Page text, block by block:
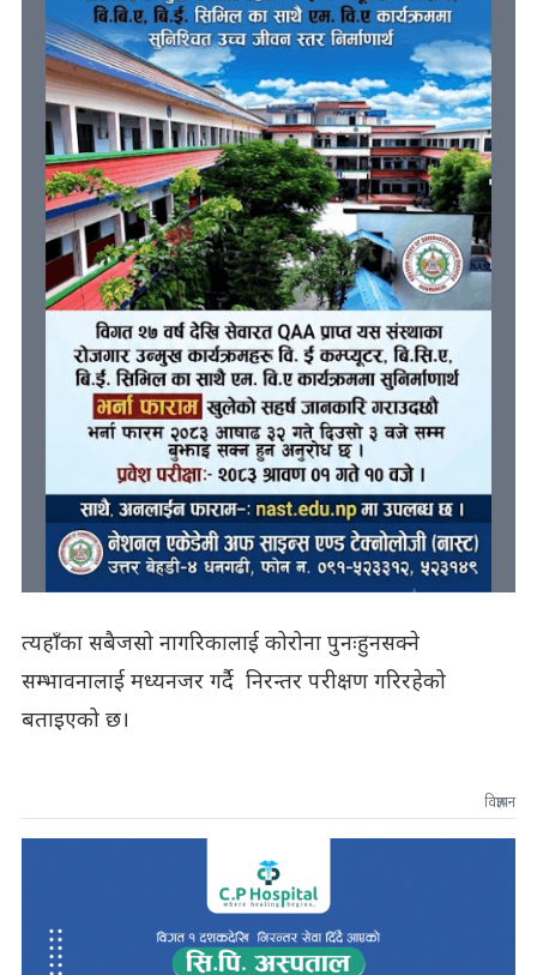
त्यहाँका सबैजसो नागरिकालाई कोरोना पुनःहुनसक्ने
सम्भावनालाई मध्यनजर गर्दै निरन्तर परीक्षण गरिरहेको
बताइएको छ।
विज्ञापन